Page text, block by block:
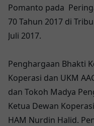
Pomanto pada
70 Tahun 2017 di
Juli 2017.
Penghargaan Bhakti
Koperasi dan UKM
dan Tokoh Madya
Ketua Dewan
HAM Nurdin Halid.